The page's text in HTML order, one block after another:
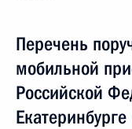
Перечень
мобильной
Российской